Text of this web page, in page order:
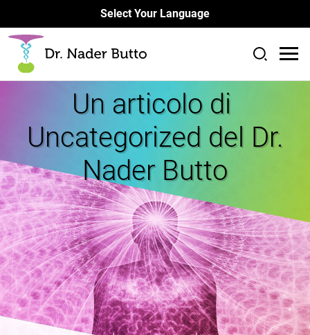
Select Your Language
Un articolo di
Uncategorized del Dr.
Nader Butto